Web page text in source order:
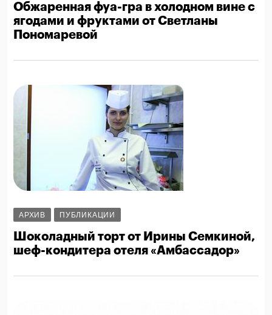
Обжаренная фуа-гра в холодном вине с
ягодами и фруктами от Светланы
Пономаревой
АРХИВ ПУБЛИКАЦИИ
Шоколадный торт от Ирины Семкиной,
шеф-кондитера отеля «Амбассадор»